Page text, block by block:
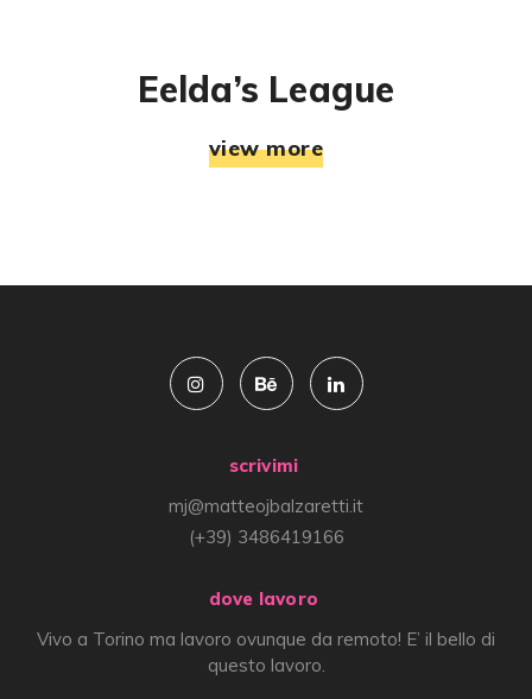
Eelda’s League
view more
scrivimi
mj@matteojbalzaretti.it
(+39) 3486419166
dove lavoro
Vivo a Torino ma lavoro ovunque da remoto! E’ il bello di
questo lavoro.